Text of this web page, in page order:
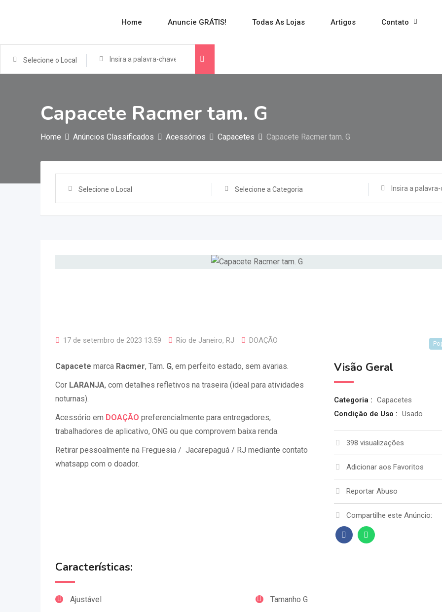
Home Anuncie GRÁTIS! Todas As Lojas Artigos Contato
Selecione o Local
Capacete Racmer tam. G
Home Anúncios Classificados Acessórios Capacetes Capacete Racmer tam. G
Selecione o Local Selecione a Categoria
17 de setembro de 2023 13:59 Rio de Janeiro, RJ DOAÇÃO
Capacete marca Racmer, Tam. G, em perfeito estado, sem avarias.
Cor LARANJA, com detalhes refletivos na traseira (ideal para atividades
noturnas).
Acessório em DOAÇÃO preferencialmente para entregadores,
trabalhadores de aplicativo, ONG ou que comprovem baixa renda.
Retirar pessoalmente na Freguesia / Jacarepaguá / RJ mediante contato
whatsapp com o doador.
Visão Geral
Categoria : Capacetes
Condição de Uso : Usado
398 visualizações
Adicionar aos Favoritos
Reportar Abuso
Compartilhe este Anúncio:
Características:
Ajustável
Tamanho G